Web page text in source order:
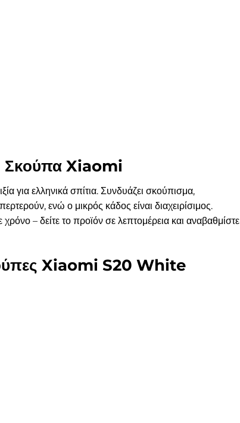
Σκούπα Xiaomi
για ελληνικά σπίτια. Συνδυάζει σκούπισμα,
ενώ ο μικρός κάδος είναι διαχειρίσιμος.
χρόνο – δείτε το προϊόν σε λεπτομέρεια και αναβαθμίστε
Xiaomi S20 White